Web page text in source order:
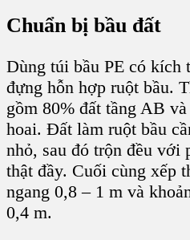
Chuẩn bị bầu đất
Dùng túi bầu PE có kích
đựng hỗn hợp ruột bầu.
gồm 80% đất tầng AB
hoai. Đất làm ruột bầu
nhỏ, sau đó trộn đều với
thật đầy. Cuối cùng xếp
ngang 0,8 – 1 m và
0,4 m.